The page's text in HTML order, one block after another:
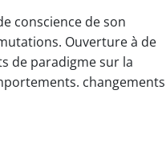
conscience de son
Ouverture à de
de paradigme sur la
changements